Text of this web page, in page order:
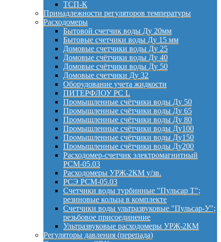
ТСП-К
Принадлежности регуляторов температуры
Расходомеры
Бытовой счетчик воды Ду 20мм
Бытовые счетчики воды Ду 15 мм
Домовые счетчики воды Ду 25
Домовые счётчики воды Ду 40
Домовые счётчики воды Ду 50
Домовые счетчики Ду 32
Оборудование учета жидкости
ПИТЕРФЛОУ РС L
Промышленные счётчики воды Ду 50
Промышленные счётчики воды Ду 65
Промышленные счётчики воды Ду 80
Промышленные счётчики воды Ду100
Промышленные счётчики воды Ду150
Промышленные счётчики воды Ду200
Расходомер-счетчик электромагнитный
РСМ-05.03
Расходомеры УРЖ-2КМ у/зв.
РСЭ РСМ-05.03
Счетчики воды турбинные "Пульсар Т";
резиновые кольца в комплекте
Счетчики воды ультразвуковые "Пульсар-У";
резьбовое присоединение
Ультразвуковые расходомеры УРЖ-2КМ
Регуляторы давления (перепада)